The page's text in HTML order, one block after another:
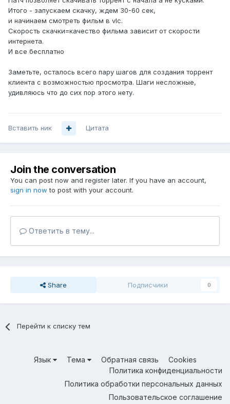
Итого - запускаем скачку, ждем 30-60 сек,
и начинаем смотреть фильм в vlc.
Скорость скачки=качество фильма зависит от скорости
интернета.
И все бесплатно
Заметьте, осталось всего пару шагов для создания торрент
клиента с возможностью просмотра. Шаги несложные,
удивляюсь что до сих пор этого нету.
Вставить ник Цитата
Join the conversation
You can post now and register later. If you have an account,
sign in now to post with your account.
Ответить в тему...
Share Подписчики 0
Перейти к списку тем
Язык Тема Обратная связь
Cookies
Политика конфиденциальности
Политика обработки персональных данных
Пользовательское соглашение